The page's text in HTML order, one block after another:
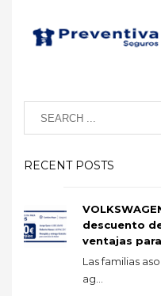
RECENT POSTS
descuento
ventajas
Las familias
ag...